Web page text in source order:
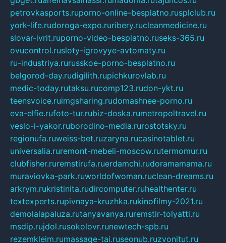
petrovkasports.ruporno-online-besplatno.rusplclub.ru
york-life.rudoroga-expo.ruribery.rucleanmedicine.ru
slovar-ivrit.ruporno-video-besplatno.ruseks-365.ru
ovucontrol.rusloty-igrovyye-avtomaty.ru
ru-industriya.rurusskoe-porno-besplatno.ru
belgorod-day.rudigilith.rupichkurovlab.ru
medic-today.rutaksu.rucomp123.rudon-ykt.ru
teensvoice.ruimgsharing.rudomashnee-porno.ru
eva-elfie.rufoto-tur.rubiz-doska.rumetropoltravel.ru
veslo-i-yakor.ruborodino-media.rurostotsky.ru
regionufa.ruweiss-bet.ruzaryna.rucasinotablet.ru
universalia.ruremont-mebeli-moscow.rutermomur.ru
clubfisher.ruremstirufa.ruerdamchi.rudoramamama.ru
muraviovka-park.ruworldofwoman.ruclean-dreams.ru
arkrym.rukristinita.rudircomputer.ruhealthenter.ru
textexperts.rupivnaya-kruzhka.rukinofilmy-2021.ru
demolalapaluza.rutanyavanya.ruremstir-tolyatti.ru
msdip.rujdol.rusokolovr.runewtech-spb.ru
rezemkleim.rumassage-tai.ruseonub.ruzvonitut.ru